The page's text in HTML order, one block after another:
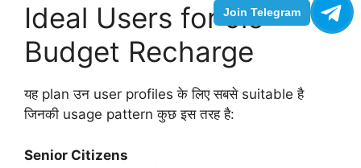
Join Telegram
Ideal Users for Jio
Budget Recharge
यह plan उन user profiles के लिए सबसे suitable है
जिनकी usage pattern कुछ इस तरह है:
Senior Citizens